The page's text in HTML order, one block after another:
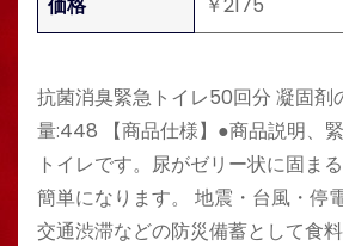
抗菌消臭緊急トイレ50回分 凝固剤
量:448 【商品仕様】●商品説明、
トイレです。尿がゼリー状に固ま
簡単になります。 地震・台風・停
交通渋滞などの防災備蓄として食